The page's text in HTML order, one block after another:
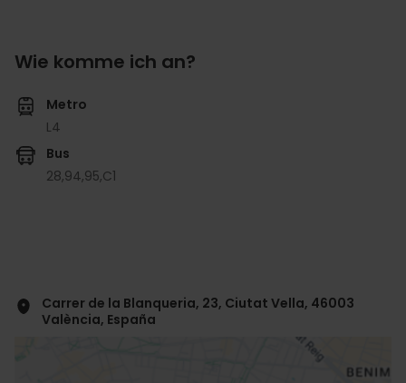
Wie komme ich an?
Metro
L4
Bus
28,94,95,C1
Carrer de la Blanqueria, 23, Ciutat Vella, 46003
València, España